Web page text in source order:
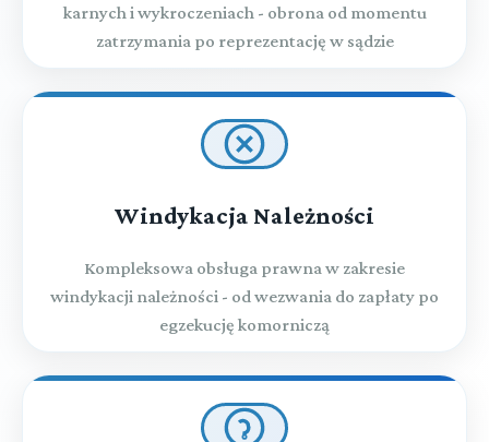
karnych i wykroczeniach - obrona od momentu
zatrzymania po reprezentację w sądzie
Windykacja Należności
Kompleksowa obsługa prawna w zakresie
windykacji należności - od wezwania do zapłaty po
egzekucję komorniczą